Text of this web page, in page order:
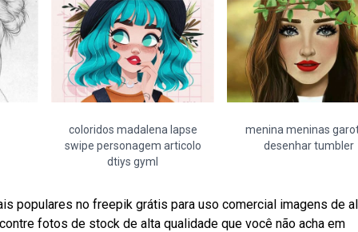
coloridos madalena lapse
swipe personagem articolo
dtiys gyml
menina meninas
desenhar tumbler
populares no freepik grátis para uso comercial imagens de
fotos de stock de alta qualidade que você não acha em